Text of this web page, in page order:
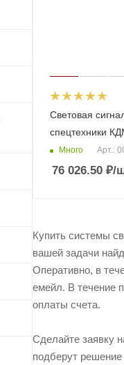
Световая
спецтехники
Много Арт.:
76 026.50 ₽/
Купить системы
вашей задачи
Оперативно, в
емейл. В течение
оплаты счета.
Сделайте заявку
подберут